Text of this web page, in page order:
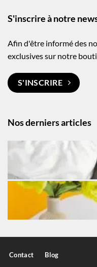
Nos derniers articles
S'inscrire à notre
Afin d'être informé des
exclusives sur notre
S'INSCRIRE
Contact Blog